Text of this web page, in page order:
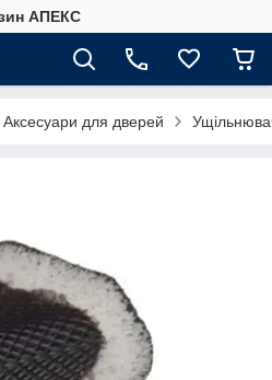
АПЕКС
Аксесуари для дверей